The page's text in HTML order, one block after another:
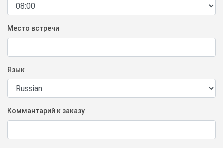
Место встречи
Язык
Коммантарий к заказу